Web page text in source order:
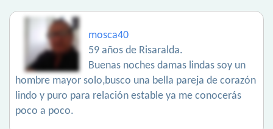
mosca40
59 años de Risaralda.
Buenas noches damas lindas soy un
hombre mayor solo,busco una bella pareja de corazón
lindo y puro para relación estable ya me conocerás
poco a poco.